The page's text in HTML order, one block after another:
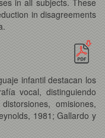
in disagreements
infantil destacan los
vocal, distinguiendo
omisiones,
1981; Gallardo y